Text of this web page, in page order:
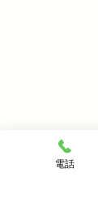
電話